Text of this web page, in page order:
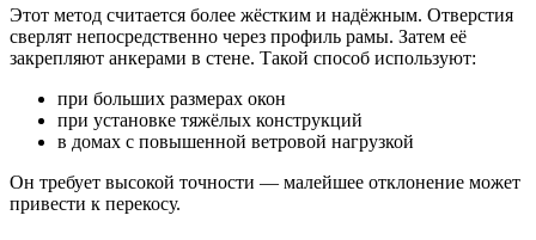
Этот метод считается более жёстким и надёжным. Отверстия
сверлят непосредственно через профиль рамы. Затем её
закрепляют анкерами в стене. Такой способ используют:
при больших размерах окон
при установке тяжёлых конструкций
в домах с повышенной ветровой нагрузкой
Он требует высокой точности — малейшее отклонение может
привести к перекосу.